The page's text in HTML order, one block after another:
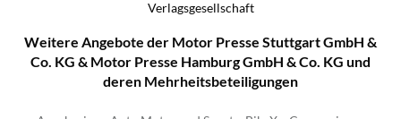
Verlagsgesellschaft
Weitere Angebote der Motor Presse Stuttgart GmbH &
Co. KG & Motor Presse Hamburg GmbH & Co. KG und
deren Mehrheitsbeteiligungen